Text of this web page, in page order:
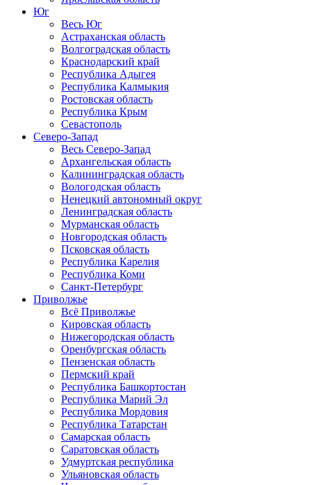
Юг
Весь Юг
Астраханская область
Волгоградская область
Краснодарский край
Республика Адыгея
Республика Калмыкия
Ростовская область
Республика Крым
Севастополь
Северо-Запад
Весь Северо-Запад
Архангельская область
Калининградская область
Вологодская область
Ненецкий автономный округ
Ленинградская область
Мурманская область
Новгородская область
Псковская область
Республика Карелия
Республика Коми
Санкт-Петербург
Приволжье
Всё Приволжье
Кировская область
Нижегородская область
Оренбургская область
Пензенская область
Пермский край
Республика Башкортостан
Республика Марий Эл
Республика Мордовия
Республика Татарстан
Самарская область
Саратовская область
Удмуртская республика
Ульяновская область